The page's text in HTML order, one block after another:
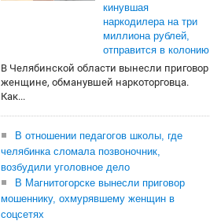
кинувшая
наркодилера на три
миллиона рублей,
отправится в колонию
В Челябинской области вынесли приговор
женщине, обманувшей наркоторговца.
Как...
В отношении педагогов школы, где
челябинка сломала позвоночник,
возбудили уголовное дело
В Магнитогорске вынесли приговор
мошеннику, охмурявшему женщин в
соцсетях